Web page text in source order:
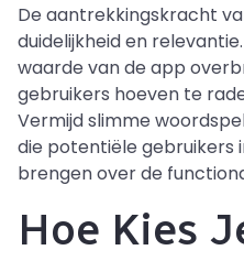
De aantrekkingskracht
duidelijkheid en
waarde van de app
gebruikers hoeven te
Vermijd slimme
die potentiële gebruikers
brengen over de
Hoe Kies